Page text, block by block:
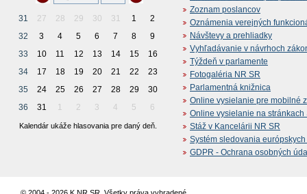
31 27 28 29 30 31 1
2
32
3 4 5 6 7 8
9
33
10 11 12 13 14 15
16
34
17 18 19 20 21 22
23
35
24 25 26 27 28 29
30
36
31 1 2 3 4 5 6
Kalendár ukáže hlasovania pre daný deň.
Zoznam poslancov
Oznámenia verejných
Návštevy a prehliadky
Vyhľadávanie v návrhoch
Týždeň v parlamente
Fotogaléria NR SR
Parlamentná knižnica
Online vysielanie pre mobilné
Online vysielanie na stránkach
Stáž v Kancelárii NR SR
Systém sledovania
GDPR - Ochrana osobných